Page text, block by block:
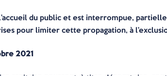
du public et est interrompue,
pour limiter cette propagation, à
2021